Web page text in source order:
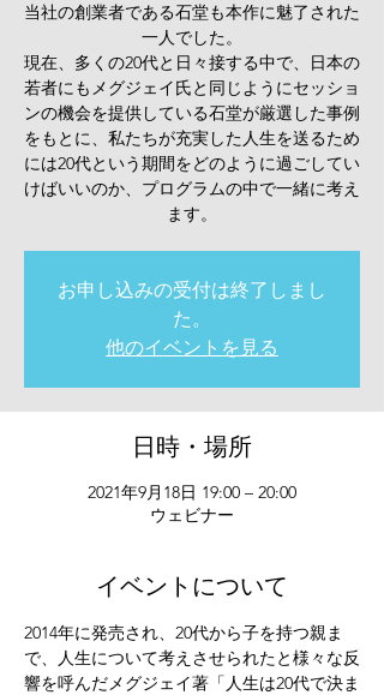
当社の創業者である石堂も本作に魅了された
一人でした。
現在、多くの20代と日々接する中で、日本の
若者にもメグジェイ氏と同じようにセッショ
ンの機会を提供している石堂が厳選した事例
をもとに、私たちが充実した人生を送るため
には20代という期間をどのように過ごしてい
けばいいのか、プログラムの中で一緒に考え
ます。
お申し込みの受付は終了しまし
た。
他のイベントを見る
日時・場所
2021年9月18日 19:00 – 20:00
ウェビナー
イベントについて
2014年に発売され、20代から子を持つ親ま
で、人生について考えさせられたと様々な反
響を呼んだメグジェイ著「人生は20代で決ま